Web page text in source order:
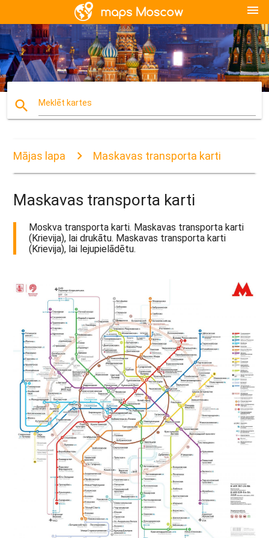
menu
search Meklēt kartes
Mājas lapa Maskavas transporta karti
Maskavas transporta karti
Moskva transporta karti. Maskavas transporta karti
(Krievija), lai drukātu. Maskavas transporta karti
(Krievija), lai lejupielādētu.